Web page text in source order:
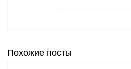
Похожие посты